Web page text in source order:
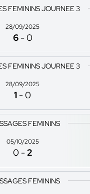
FEMININS JOURNEE 3
28/09/2025
6 -0
FEMININS JOURNEE 3
28/09/2025
1 -0
FEMININS
05/10/2025
0 -2
FEMININS